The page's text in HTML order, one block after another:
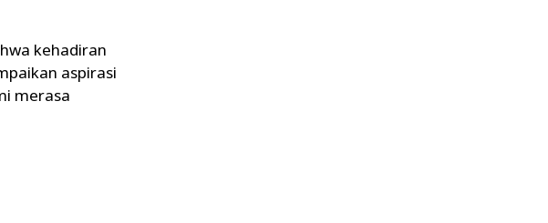
kehadiran
aspirasi
merasa